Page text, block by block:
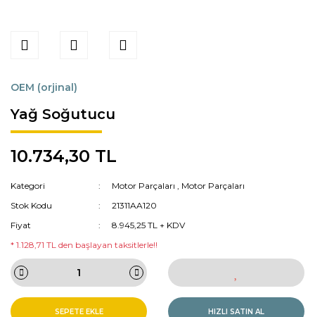
OEM (orjinal)
Yağ Soğutucu
10.734,30 TL
Kategori Motor Parçaları , Motor Parçaları
Stok Kodu
21311AA120
Fiyat
8.945,25 TL + KDV
* 1.128,71 TL den başlayan taksitlerle!!
SEPETE EKLE HIZLI SATIN AL